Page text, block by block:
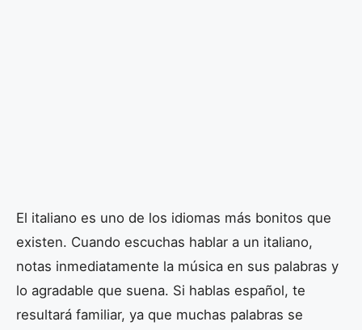
El italiano es uno de los idiomas más bonitos que
existen. Cuando escuchas hablar a un italiano,
notas inmediatamente la música en sus palabras y
lo agradable que suena. Si hablas español, te
resultará familiar, ya que muchas palabras se